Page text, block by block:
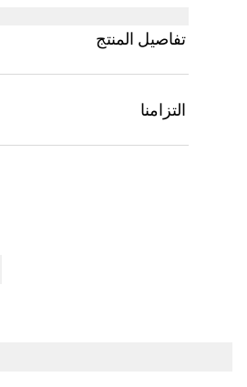
تفاصيل المنتج
التزامنا